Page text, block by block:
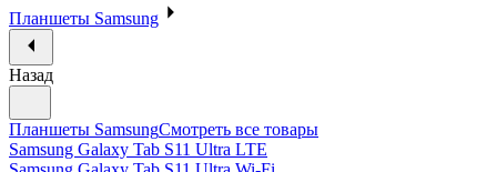
Планшеты Samsung
Назад
Планшеты SamsungСмотреть все товары
Samsung Galaxy Tab S11 Ultra LTE